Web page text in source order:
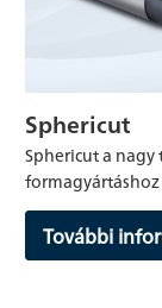
Sphericut
Sphericut a nagy
formagyártáshoz
További